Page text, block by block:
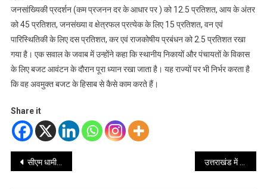
जनसांख्यिकी प्रदर्शन (कम प्रजनन दर के आधार पर ) को 12.5 प्रतिशत, आय के अंतर
को 45 प्रतिशत, जनसंख्या व क्षेत्रफल प्रत्येक के लिए 15 प्रतिशत, वन एवं
पारिस्थितिकी के लिए दस प्रतिशत, कर एवं राजकोषीय प्रबंधन को 2.5 प्रतिशत रखा
गया है। एक सवाल के जवाब में उन्होंने कहा कि स्थानीय निकायों और पंचायतों के विकास
के लिए बजट आवंटन के दौरान पूरा ध्यान रखा जाता है। यह राज्यों पर भी निर्भर करता है
कि वह अवमुक्त बजट के हिसाब से कैसे काम करते हैं।
Share it
Post
सीएम धामी ने की मंगल दलों के कार्यों की सराहना, प्रत्येक युवा को मंगल दलों से जोड़ने के दिए निर्देश